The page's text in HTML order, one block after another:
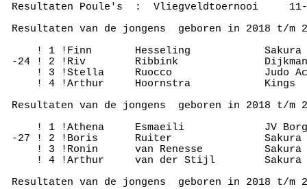
Resultaten Poule's  :  Vliegveldtoernooi
Resultaten van de jongens  geboren in 2018 t/m
! 1 !Finn       Hesseling
-24 ! 2 !Riv        Ribbink
! 3 !Stella     Ruocco
! 4 !Arthur     Hoornstra
Resultaten van de jongens  geboren in 2018 t/m
! 1 !Athena     Esmaeili
-27 ! 2 !Boris      Ruiter
! 3 !Ronin      van Renesse
! 4 !Arthur     van der Stijl
Resultaten van de jongens  geboren in 2018 t/m